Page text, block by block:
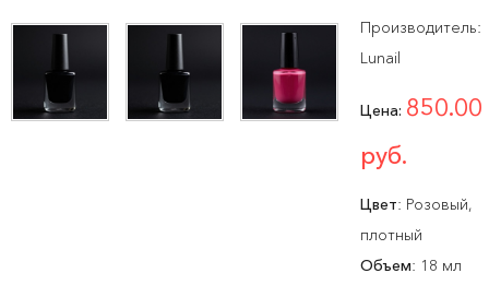
Производитель:
Lunail
Цена: 850.00
руб.
Цвет: Розовый,
плотный
Объем: 18 мл